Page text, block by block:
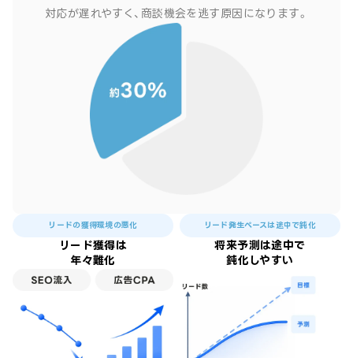
対応が遅れやすく、商談機会を逃す原因になります。
リードの獲得環境の悪化
リード獲得は
年々難化
リード発生ペースは途中で鈍化
将来予測は途中で
鈍化しやすい